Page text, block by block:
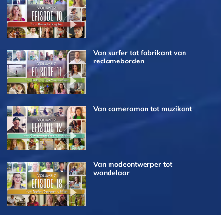
Van surfer tot fabrikant van
reclameborden
Van cameraman tot muzikant
Van modeontwerper tot
wandelaar